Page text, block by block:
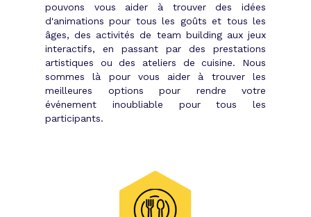
pouvons vous aider à trouver des idées
d'animations pour tous les goûts et tous les
âges, des activités de team building aux jeux
interactifs, en passant par des prestations
artistiques ou des ateliers de cuisine. Nous
sommes là pour vous aider à trouver les
meilleures options pour rendre votre
événement inoubliable pour tous les
participants.